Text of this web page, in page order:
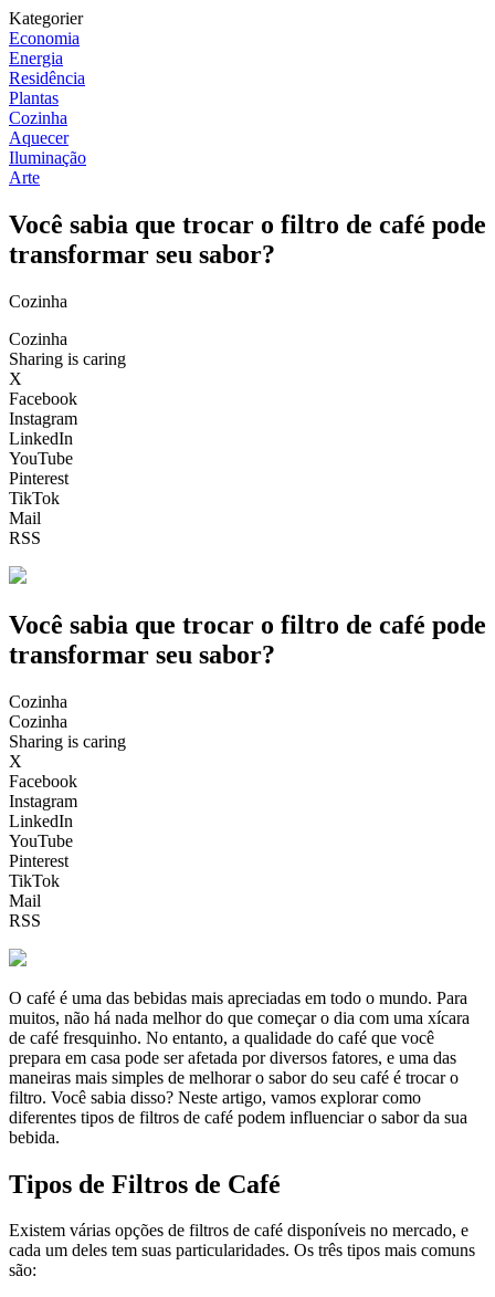
Kategorier
Economia
Energia
Residência
Plantas
Cozinha
Aquecer
Iluminação
Arte
Você sabia que trocar o filtro de café pode
transformar seu sabor?
Cozinha
Cozinha
Sharing is caring
X
Facebook
Instagram
LinkedIn
YouTube
Pinterest
TikTok
Mail
RSS
Você sabia que trocar o filtro de café pode
transformar seu sabor?
Cozinha
Cozinha
Sharing is caring
X
Facebook
Instagram
LinkedIn
YouTube
Pinterest
TikTok
Mail
RSS
O café é uma das bebidas mais apreciadas em todo o mundo. Para
muitos, não há nada melhor do que começar o dia com uma xícara
de café fresquinho. No entanto, a qualidade do café que você
prepara em casa pode ser afetada por diversos fatores, e uma das
maneiras mais simples de melhorar o sabor do seu café é trocar o
filtro. Você sabia disso? Neste artigo, vamos explorar como
diferentes tipos de filtros de café podem influenciar o sabor da sua
bebida.
Tipos de Filtros de Café
Existem várias opções de filtros de café disponíveis no mercado, e
cada um deles tem suas particularidades. Os três tipos mais comuns
são: